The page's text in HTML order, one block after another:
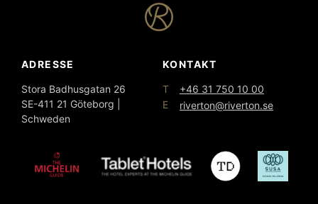
ADRESSE
Stora Badhusgatan 26
SE-411 21 Göteborg |
Schweden
KONTAKT
T
+46 31 750 10 00
E
riverton@riverton.se